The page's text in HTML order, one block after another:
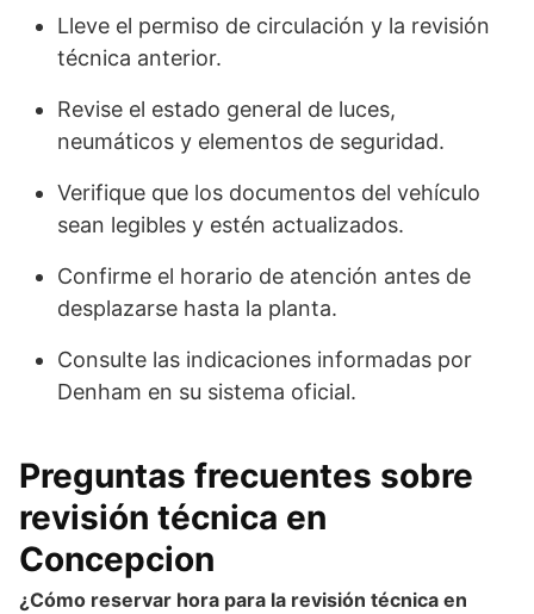
Lleve el permiso de circulación y la revisión
técnica anterior.
Revise el estado general de luces,
neumáticos y elementos de seguridad.
Verifique que los documentos del vehículo
sean legibles y estén actualizados.
Confirme el horario de atención antes de
desplazarse hasta la planta.
Consulte las indicaciones informadas por
Denham en su sistema oficial.
Preguntas frecuentes sobre
revisión técnica en
Concepcion
¿Cómo reservar hora para la revisión técnica en